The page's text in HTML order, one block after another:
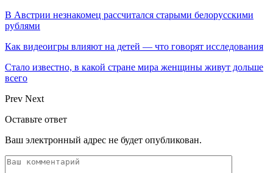
В Австрии незнакомец рассчитался старыми белорусскими
рублями
Как видеоигры влияют на детей — что говорят исследования
Стало известно, в какой стране мира женщины живут дольше
всего
Prev Next
Оставьте ответ
Ваш электронный адрес не будет опубликован.